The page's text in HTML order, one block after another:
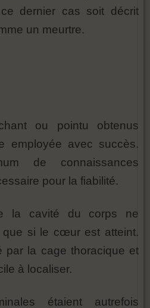
dernier cas soit décrit
un meurtre.
ou pointu obtenus
employée avec succès.
de connaissances
pour la fiabilité.
la cavité du corps ne
que si le cœur est atteint.
la cage thoracique et
à localiser.
étaient autrefois